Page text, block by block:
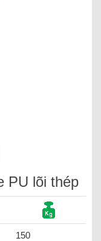
PU lõi thép
150